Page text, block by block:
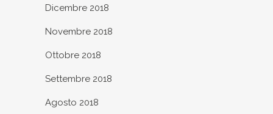
Dicembre 2018
Novembre 2018
Ottobre 2018
Settembre 2018
Agosto 2018